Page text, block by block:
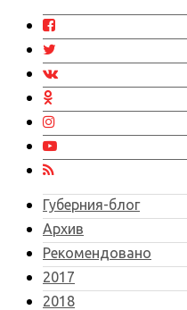
Губерния-блог
Архив
Рекомендовано
2017
2018